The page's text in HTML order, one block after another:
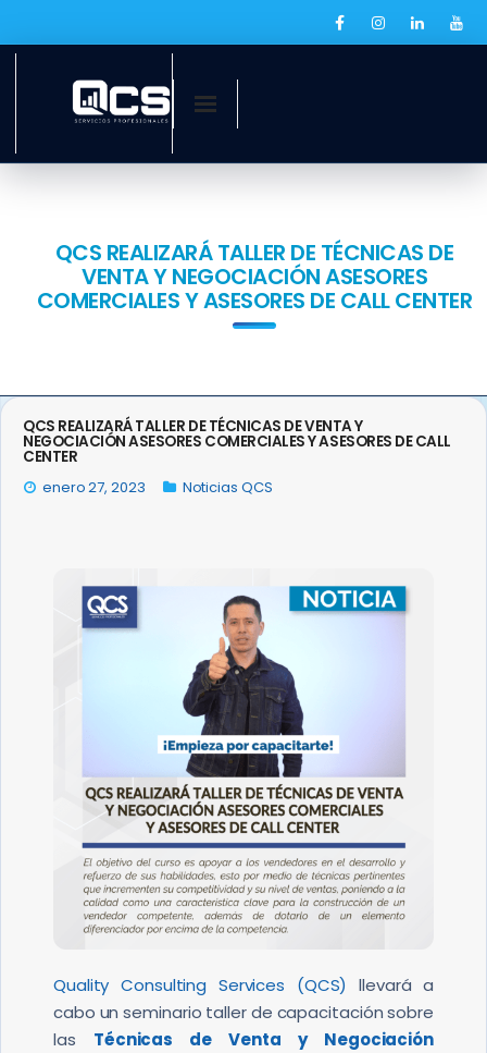
¿Quiénes somos?
Servicios
Prensa
BOLSA DE EMPLEO
QCS REALIZARÁ TALLER DE TÉCNICAS DE
VENTA Y NEGOCIACIÓN ASESORES
COMERCIALES Y ASESORES DE CALL CENTER
QCS REALIZARÁ TALLER DE TÉCNICAS DE VENTA Y
NEGOCIACIÓN ASESORES COMERCIALES Y ASESORES DE CALL
CENTER
enero 27, 2023
Noticias QCS
Quality Consulting Services (QCS)
llevará a
cabo un seminario taller de capacitación sobre
las Técnicas de Venta y Negociación